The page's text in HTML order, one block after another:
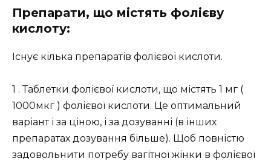
Препарати, що містять фолієву
кислоту:
Існує кілька препаратів фолієвої кислоти.
1 . Таблетки фолієвої кислоти, що містять 1 мг (
1000мкг ) фолієвої кислоти. Це оптимальний
варіант і за ціною, і за дозуванні (в інших
препаратах дозування більше). Щоб повністю
задовольнити потребу вагітної жінки в фолієвої